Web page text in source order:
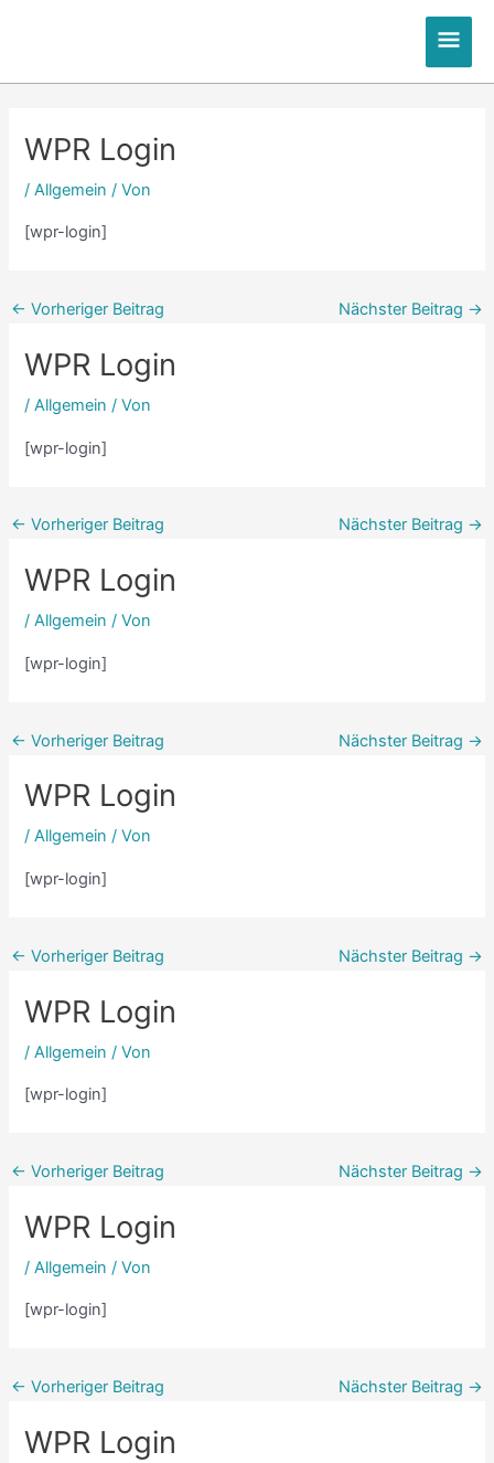
WPR Login
/Allgemein / Von
[wpr-login]
← Vorheriger Beitrag Nächster Beitrag →
WPR Login
/Allgemein / Von
[wpr-login]
← Vorheriger Beitrag Nächster Beitrag →
WPR Login
/Allgemein / Von
[wpr-login]
← Vorheriger Beitrag Nächster Beitrag →
WPR Login
/Allgemein / Von
[wpr-login]
← Vorheriger Beitrag Nächster Beitrag →
WPR Login
/Allgemein / Von
[wpr-login]
← Vorheriger Beitrag Nächster Beitrag →
WPR Login
/Allgemein / Von
[wpr-login]
← Vorheriger Beitrag Nächster Beitrag →
WPR Login